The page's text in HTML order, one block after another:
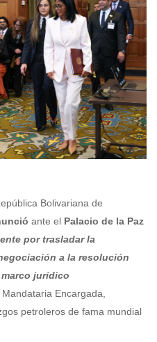
Bolivariana de
ante el Palacio de la Paz
por trasladar la
a la resolución
jurídico
Encargada,
petroleros de fama mundial